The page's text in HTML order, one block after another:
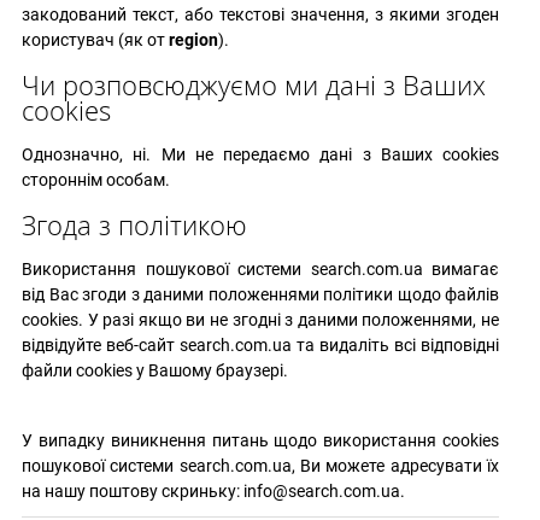
закодований текст, або текстові значення, з якими згоден
користувач (як отregion).
Чи розповсюджуємо ми дані з Ваших
cookies
Однозначно, ні. Ми не передаємо дані з Ваших cookies
стороннім особам.
Згода з політикою
Використання пошукової системи search.com.ua вимагає
від Вас згоди з даними положеннями політики щодо файлів
cookies. У разі якщо ви не згодні з даними положеннями, не
відвідуйте веб-сайт search.com.ua та видаліть всі відповідні
файли cookies у Вашому браузері.
У випадку виникнення питань щодо використання cookies
пошукової системи search.com.ua, Ви можете адресувати їх
на нашу поштову скриньку: info@search.com.ua.